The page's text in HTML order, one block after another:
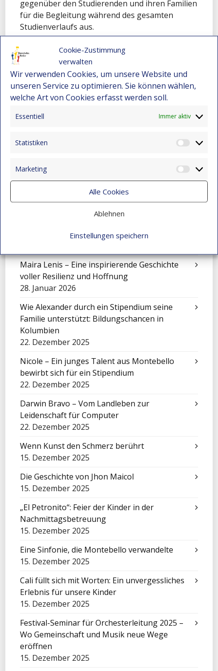
Cookie-Zustimmung
verwalten
Wir verwenden Cookies, um unsere Website und
unseren Service zu optimieren. Sie können wählen,
welche Art von Cookies erfasst werden soll.
Essentiell Immer aktiv
Statistiken
Marketing
Alle Cookies
Ablehnen
Einstellungen speichern
gegenüber den Studierenden und ihren Familien
für die Begleitung während des gesamten
Studienverlaufs aus.
Wir wünschen Paola für ihre berufliche Zukunft
alles erdenklich Gute.
Ein Meilenstein für die Gerechtigkeit: María
Eugenia schließt ihr Jurastudium ab
1. August 2026
Valentina feiert ihren Universitätsabschluss!
Maira Lenis – Eine inspirierende Geschichte
voller Resilienz und Hoffnung
28. Januar 2026
Wie Alexander durch ein Stipendium seine
Familie unterstützt: Bildungschancen in
Kolumbien
22. Dezember 2025
Nicole – Ein junges Talent aus Montebello
bewirbt sich für ein Stipendium
22. Dezember 2025
Darwin Bravo – Vom Landleben zur
Leidenschaft für Computer
22. Dezember 2025
Wenn Kunst den Schmerz berührt
15. Dezember 2025
Die Geschichte von Jhon Maicol
15. Dezember 2025
„El Petronito“: Feier der Kinder in der
Nachmittagsbetreuung
15. Dezember 2025
Eine Sinfonie, die Montebello verwandelte
15. Dezember 2025
Cali füllt sich mit Worten: Ein unvergessliches
Erlebnis für unsere Kinder
15. Dezember 2025
Festival-Seminar für Orchesterleitung 2025 –
Wo Gemeinschaft und Musik neue Wege
eröffnen
15. Dezember 2025